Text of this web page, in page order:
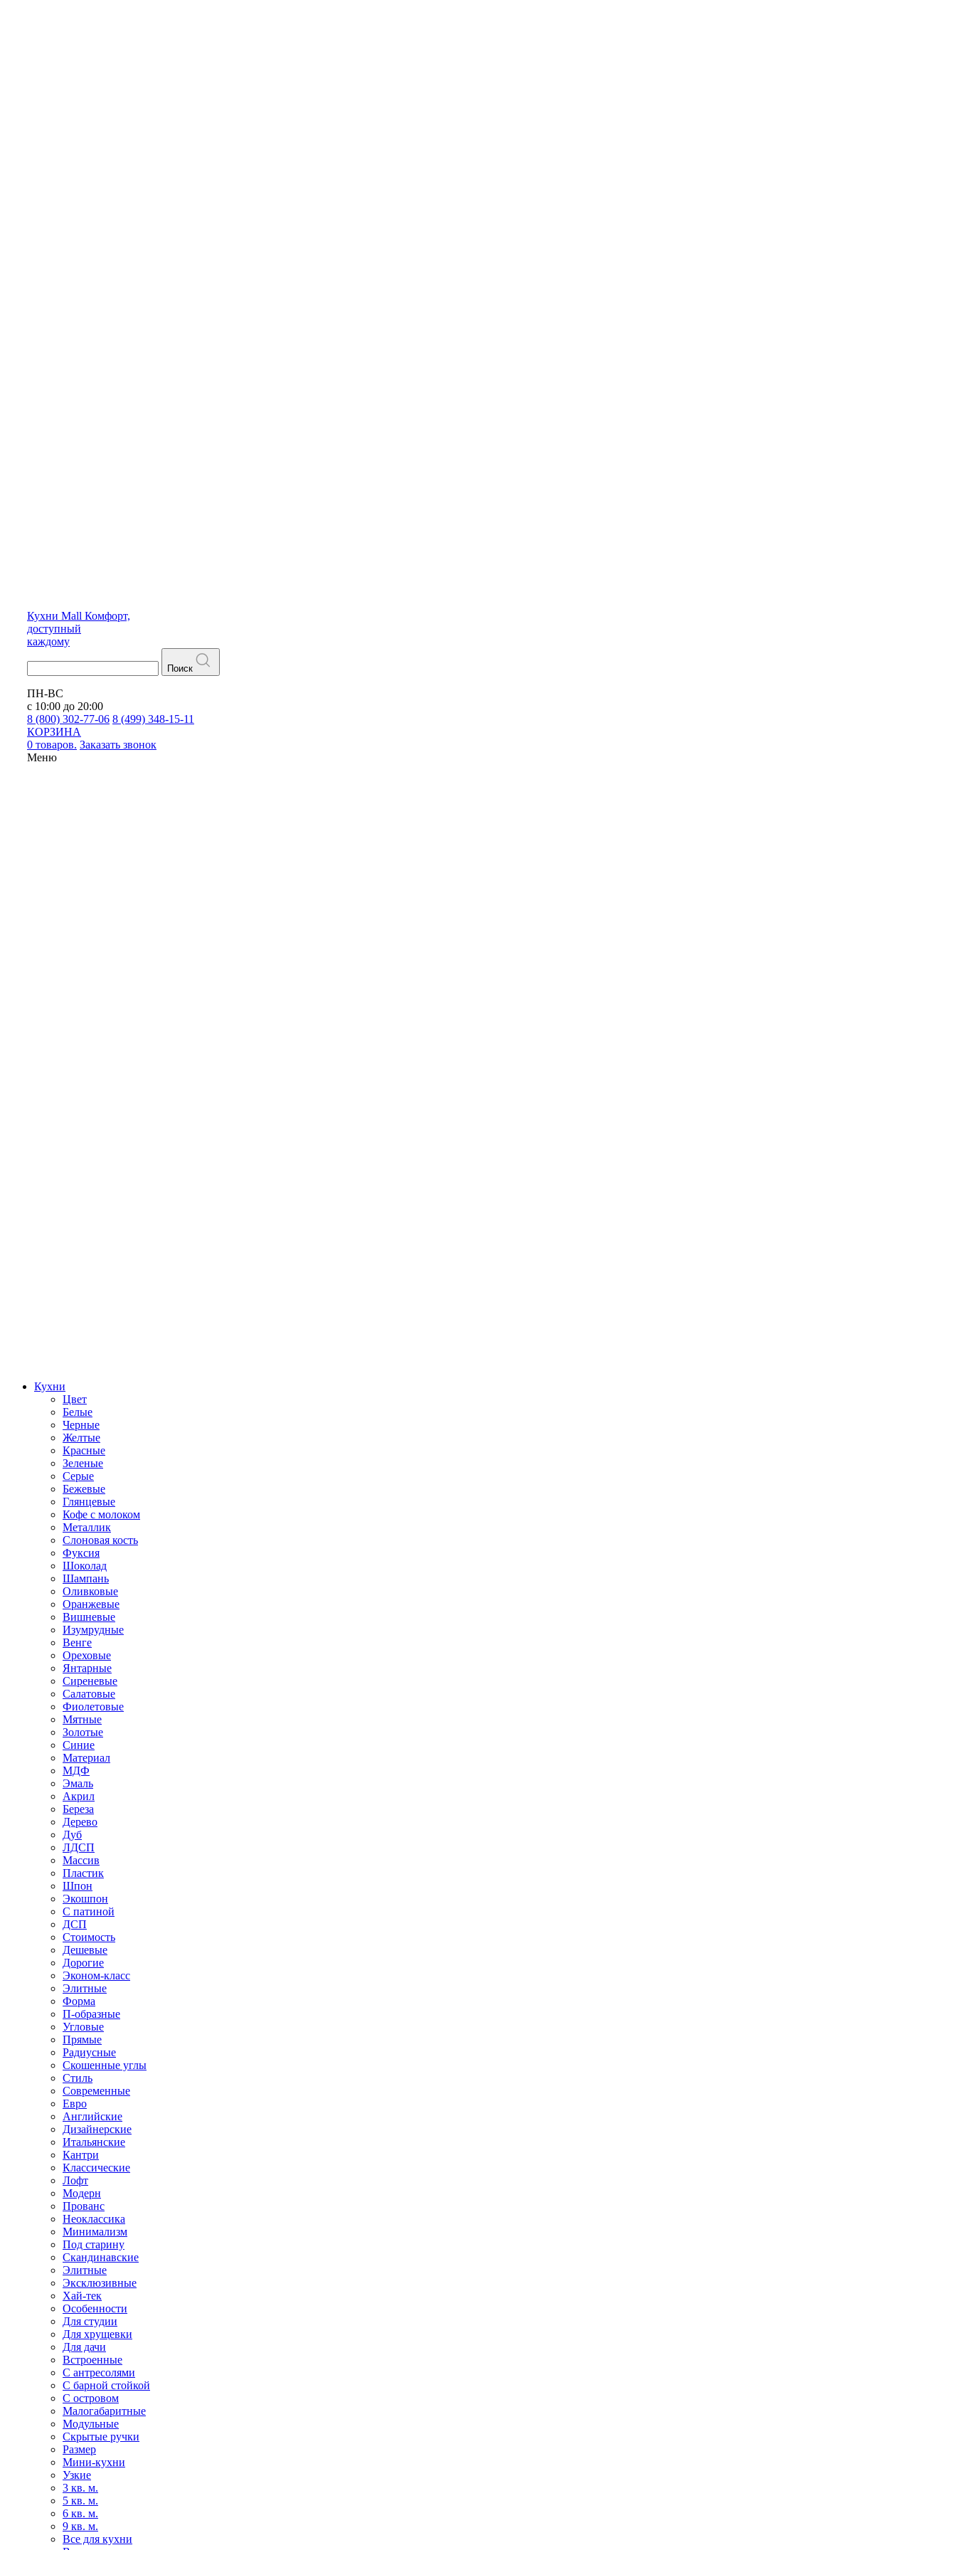
Кухни Mall Комфорт,
доступный
каждому
Поиск
ПН-ВС
с 10:00 до 20:00
8 (800) 302-77-06 8 (499) 348-15-11
КОРЗИНА
0 товаров. Заказать звонок
Меню
Кухни
Цвет
Белые
Черные
Желтые
Красные
Зеленые
Серые
Бежевые
Глянцевые
Кофе с молоком
Металлик
Слоновая кость
Фуксия
Шоколад
Шампань
Оливковые
Оранжевые
Вишневые
Изумрудные
Венге
Ореховые
Янтарные
Сиреневые
Салатовые
Фиолетовые
Мятные
Золотые
Синие
Материал
МДФ
Эмаль
Акрил
Береза
Дерево
Дуб
ЛДСП
Массив
Пластик
Шпон
Экошпон
С патиной
ДСП
Стоимость
Дешевые
Дорогие
Эконом-класс
Элитные
Форма
П-образные
Угловые
Прямые
Радиусные
Скошенные углы
Стиль
Современные
Евро
Английские
Дизайнерские
Итальянские
Кантри
Классические
Лофт
Модерн
Прованс
Неоклассика
Минимализм
Под старину
Скандинавские
Элитные
Эксклюзивные
Хай-тек
Особенности
Для студии
Для хрущевки
Для дачи
Встроенные
С антресолями
С барной стойкой
С островом
Малогабаритные
Модульные
Скрытые ручки
Размер
Мини-кухни
Узкие
3 кв. м.
5 кв. м.
6 кв. м.
9 кв. м.
Все для кухни